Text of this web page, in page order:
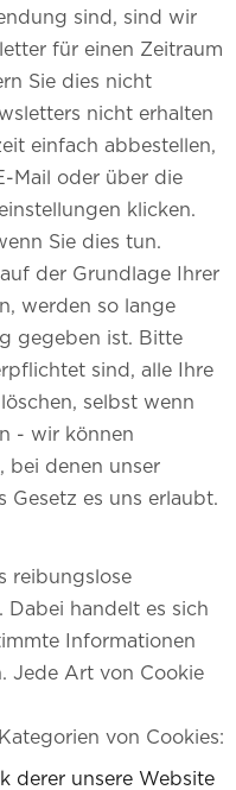
sind, sind wir
für einen Zeitraum
Sie dies nicht
nicht erhalten
einfach abbestellen,
Mail oder über die
klicken.
Sie dies tun.
der Grundlage Ihrer
werden so lange
gegeben ist. Bitte
sind, alle Ihre
selbst wenn
- wir können
bei denen unser
Gesetz es uns erlaubt.
reibungslose
Dabei handelt es sich
Informationen
Jede Art von Cookie
von Cookies:
derer unsere Website